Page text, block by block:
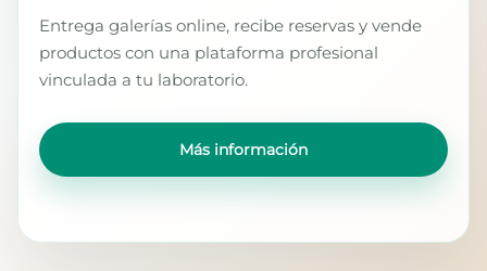
Entrega galerías online, recibe reservas y vende
productos con una plataforma profesional
vinculada a tu laboratorio.
Más información